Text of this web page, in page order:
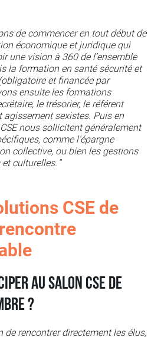
de commencer en tout début de
économique et juridique qui
une vision à 360 de l’ensemble
la formation en santé sécurité et
et financée par
ensuite les formations
le trésorier, le référent
agissement sexistes. Puis en
nous sollicitent généralement
comme l’épargne
collective, ou bien les gestions
culturelles. ”
CSE de
au salon CSE de
?
de rencontrer directement les élus,